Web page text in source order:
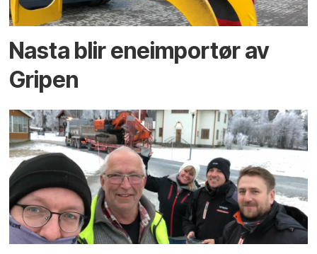
Nasta blir eneimportør av
Gripen